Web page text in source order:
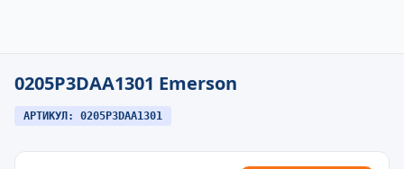
0205P3DAA1301 Emerson
АРТИКУЛ: 0205P3DAA1301